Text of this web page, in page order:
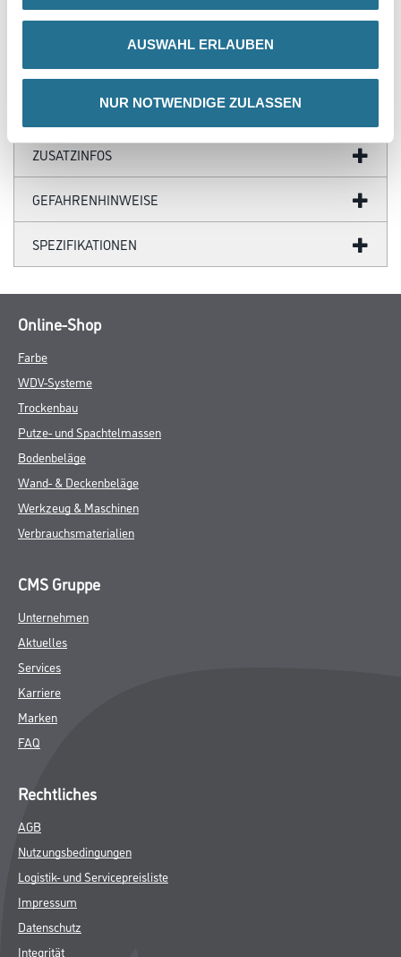
AUSWAHL ERLAUBEN
NUR NOTWENDIGE ZULASSEN
- VI. Stärke
- Besonders zum Beschneiden geeignet
ZUSATZINFOS
GEFAHRENHINWEISE
SPEZIFIKATIONEN
Online-Shop
Farbe
WDV-Systeme
Trockenbau
Putze- und Spachtelmassen
Bodenbeläge
Wand- & Deckenbeläge
Werkzeug & Maschinen
Verbrauchsmaterialien
CMS Gruppe
Unternehmen
Aktuelles
Services
Karriere
Marken
FAQ
Rechtliches
AGB
Nutzungsbedingungen
Logistik- und Servicepreisliste
Impressum
Datenschutz
Integrität